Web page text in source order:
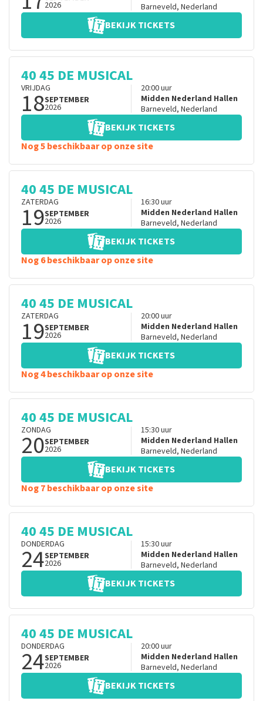
2026
Barneveld, Nederland
BEKIJK TICKETS
40 45 DE MUSICAL
VRIJDAG
18SEPTEMBER
2026
20:00uur
Midden Nederland Hallen
Barneveld, Nederland
BEKIJK TICKETS
Nog 5 beschikbaar op onze site
40 45 DE MUSICAL
ZATERDAG
19SEPTEMBER
2026
16:30uur
Midden Nederland Hallen
Barneveld, Nederland
BEKIJK TICKETS
Nog 6 beschikbaar op onze site
40 45 DE MUSICAL
ZATERDAG
19SEPTEMBER
2026
20:00uur
Midden Nederland Hallen
Barneveld, Nederland
BEKIJK TICKETS
Nog 4 beschikbaar op onze site
40 45 DE MUSICAL
ZONDAG
20SEPTEMBER
2026
15:30uur
Midden Nederland Hallen
Barneveld, Nederland
BEKIJK TICKETS
Nog 7 beschikbaar op onze site
40 45 DE MUSICAL
DONDERDAG
24SEPTEMBER
2026
15:30uur
Midden Nederland Hallen
Barneveld, Nederland
BEKIJK TICKETS
40 45 DE MUSICAL
DONDERDAG
24SEPTEMBER
2026
20:00uur
Midden Nederland Hallen
Barneveld, Nederland
BEKIJK TICKETS